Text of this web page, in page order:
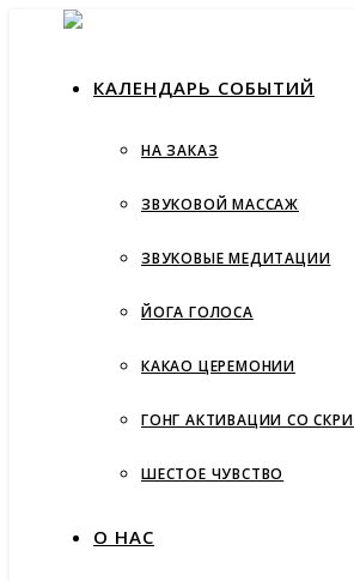
КАЛЕНДАРЬ СОБЫТИЙ
НА ЗАКАЗ
ЗВУКОВОЙ МАССАЖ
ЗВУКОВЫЕ МЕДИТАЦИИ
ЙОГА ГОЛОСА
КАКАО ЦЕРЕМОНИИ
ГОНГ АКТИВАЦИИ СО
ШЕСТОЕ ЧУВСТВО
О НАС